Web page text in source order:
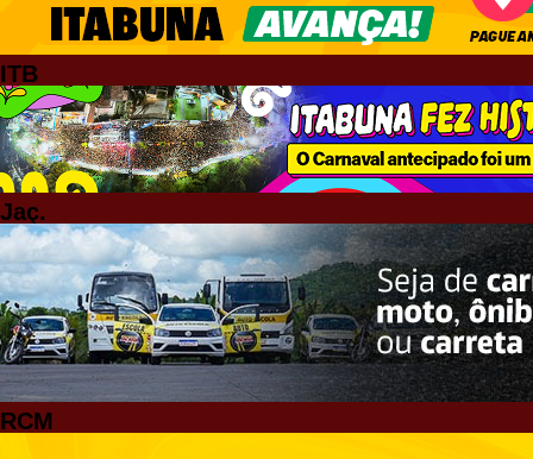
ITB
Jaç.
RCM